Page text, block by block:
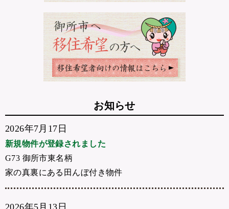
お知らせ
2026年7月17日
新規物件が登録されました
G73 御所市東名柄
家の真裏にある田んぼ付き物件